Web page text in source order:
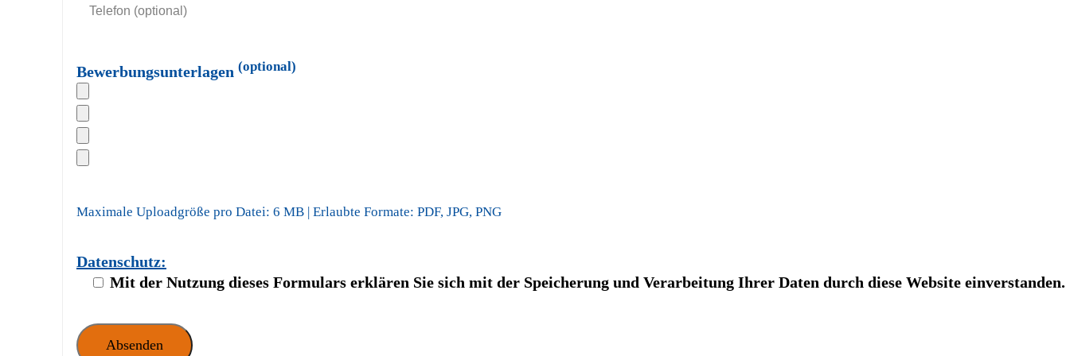
Bewerbungsunterlagen (optional)
Maximale Uploadgröße pro Datei: 6 MB | Erlaubte Formate: PDF, JPG, PNG
Datenschutz:
Mit der Nutzung dieses Formulars erklären Sie sich mit der Speicherung und Verarbeitung Ihrer Daten durch diese Website einverstanden.